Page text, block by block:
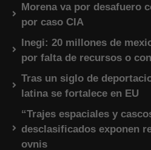
Morena va por desafuero
por caso CIA
Inegi: 20 millones de
por falta de recursos o
Tras un siglo de
latina se fortalece en EU
“Trajes espaciales y
desclasificados exponen
ovnis